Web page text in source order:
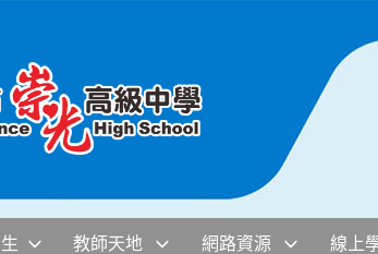
教師天地 網路資源 線上